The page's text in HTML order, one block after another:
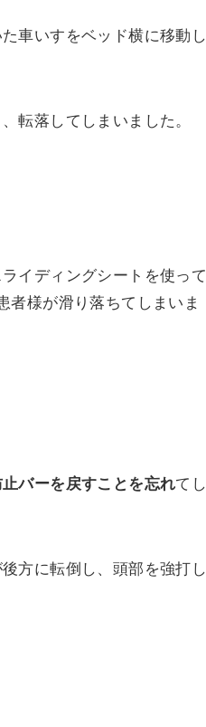
車いすをベッド横に移動し
転落してしまいました。
イディングシートを使って
者様が滑り落ちてしまいま
バーを戻すことを忘れてし
方に転倒し、頭部を強打し